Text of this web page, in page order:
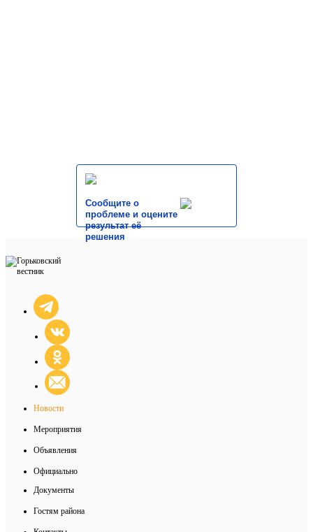
Сообщите о
проблеме и оцените
результат её
решения
Новости
Мероприятия
Объявления
Официально
Документы
Гостям района